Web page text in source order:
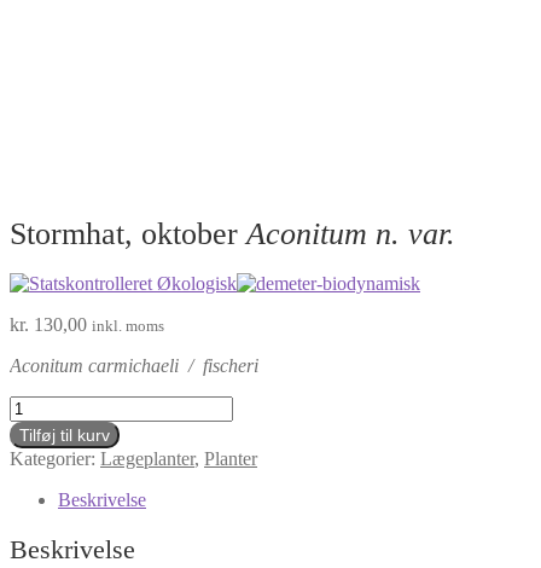
Stormhat, oktoberAconitum n. var.
kr. 130,00 inkl. moms
Aconitum carmichaeli / fischeri
Stormhat,
oktober
Aconitum
n.
Tilføj til kurv
Kategorier: Lægeplanter, Planter
Beskrivelse
Beskrivelse